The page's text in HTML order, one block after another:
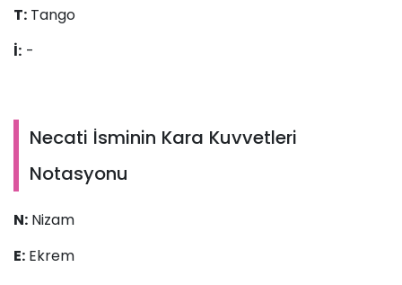
T: Tango
İ: -
Necati İsminin Kara Kuvvetleri
Notasyonu
N: Nizam
E: Ekrem